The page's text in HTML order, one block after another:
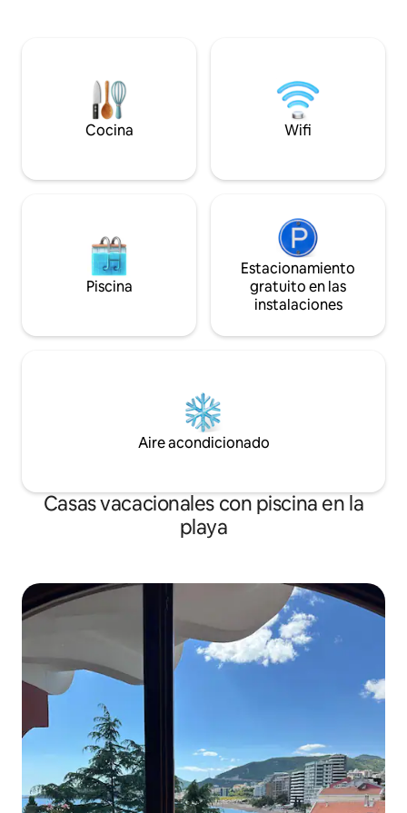
antiguo de Kotor está a menos de 10
minutos en coche, mientras que el
aeropuerto de Tivat está a menos de 20
minutos. La casa tiene vistas al mar sin
coche. La casa
nivel tiene vistas
Cocina Wifi
Piscina
Estacionamiento
gratuito en las
instalaciones
Aire acondicionado
Casas vacacionales con piscina en la
playa